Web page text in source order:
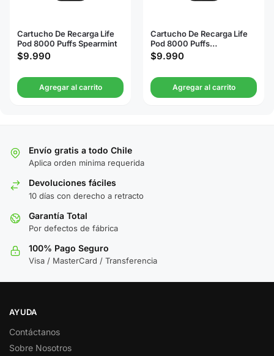
Cartucho De Recarga Life
Pod 8000 Puffs Spearmint
$9.990
Agregar al carrito
Cartucho De Recarga Life
Pod 8000 Puffs
Watermelon Ice
$9.990
Agregar al carrito
Envío gratis a todo Chile
Aplica orden minima requerida
Devoluciones fáciles
10 días con derecho a retracto
Garantía Total
Por defectos de fábrica
100% Pago Seguro
Visa / MasterCard / Transferencia
AYUDA
Contáctanos
Sobre Nosotros